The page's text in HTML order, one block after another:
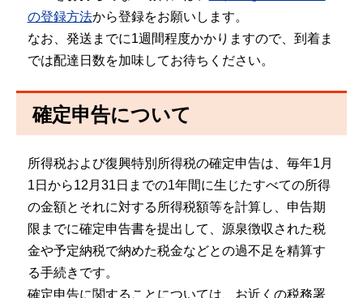
の登録方法から登録をお願いします。
なお、発送までに1週間程度かかりますので、到着ま
では配達日数を加味してお待ちください。
確定申告について
所得税および復興特別所得税の確定申告は、毎年1月
1日から12月31日までの1年間に生じたすべての所得
の金額とそれに対する所得税額等を計算し、申告期
限までに確定申告書を提出して、源泉徴収された税
金や予定納税で納めた税金などとの過不足を精算す
る手続きです。
確定申告に関することについては、お近くの税務署